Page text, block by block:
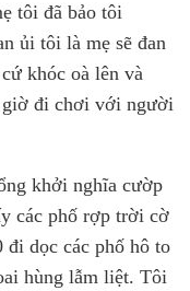
tôi đã bảo tôi
ủi tôi là mẹ sẽ đan
khóc oà lên và
giờ đi chơi với người
khởi nghĩa cườp
các phố rợp trời cờ
đi dọc các phố hô to
hùng lẫm liệt. Tôi